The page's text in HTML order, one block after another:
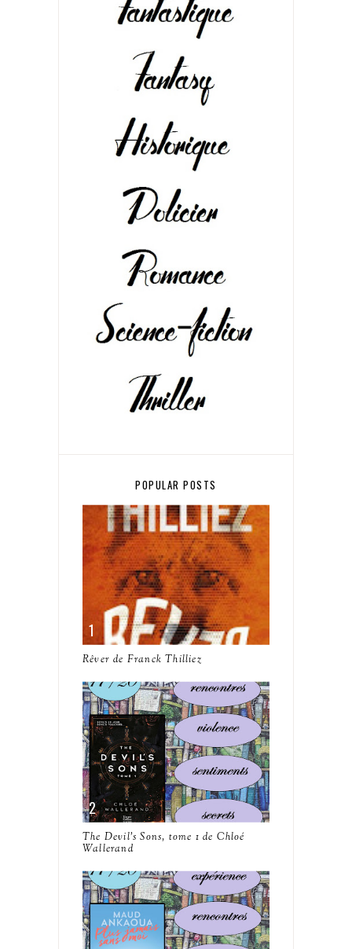
POPULAR POSTS
Rêver de Franck Thilliez
The Devil's Sons, tome 1 de Chloé
Wallerand